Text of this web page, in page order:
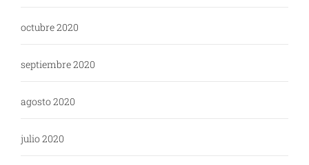
octubre 2020
septiembre 2020
agosto 2020
julio 2020